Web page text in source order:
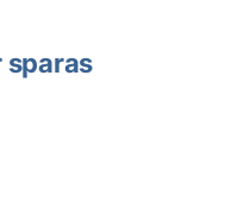
sparas